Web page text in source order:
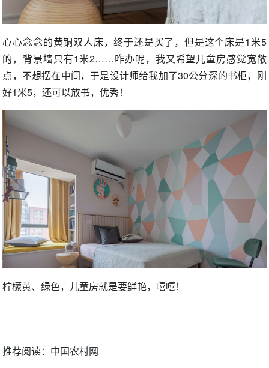
心心念念的黄铜双人床，终于还是买了，但是这个床是1米5
的，背景墙只有1米2……咋办呢，我又希望儿童房感觉宽敞
点，不想摆在中间，于是设计师给我加了30公分深的书柜，刚
好1米5，还可以放书，优秀！
柠檬黄、绿色，儿童房就是要鲜艳，嘻嘻！
推荐阅读： 中国农村网